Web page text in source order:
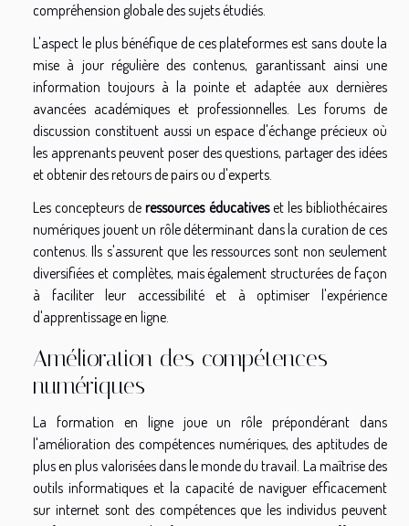
compréhension globale des sujets étudiés.
L'aspect le plus bénéfique de ces plateformes est sans doute la
mise à jour régulière des contenus, garantissant ainsi une
information toujours à la pointe et adaptée aux dernières
avancées académiques et professionnelles. Les forums de
discussion constituent aussi un espace d'échange précieux où
les apprenants peuvent poser des questions, partager des idées
et obtenir des retours de pairs ou d'experts.
Les concepteurs deressources éducativeset les bibliothécaires
numériques jouent un rôle déterminant dans la curation de ces
contenus. Ils s'assurent que les ressources sont non seulement
diversifiées et complètes, mais également structurées de façon
à faciliter leur accessibilité et à optimiser l'expérience
d'apprentissage en ligne.
Amélioration des compétences
numériques
La formation en ligne joue un rôle prépondérant dans
l'amélioration des compétences numériques, des aptitudes de
plus en plus valorisées dans le monde du travail. La maîtrise des
outils informatiques et la capacité de naviguer efficacement
sur internet sont des compétences que les individus peuvent